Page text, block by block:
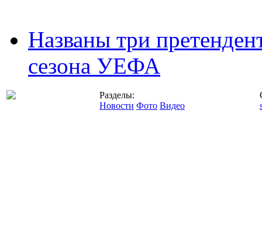
Названы три
сезона УЕФА
Разделы:
Новости Фото Видео